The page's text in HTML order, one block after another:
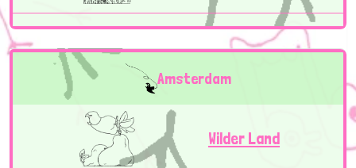
Amsterdam
Wilder Land